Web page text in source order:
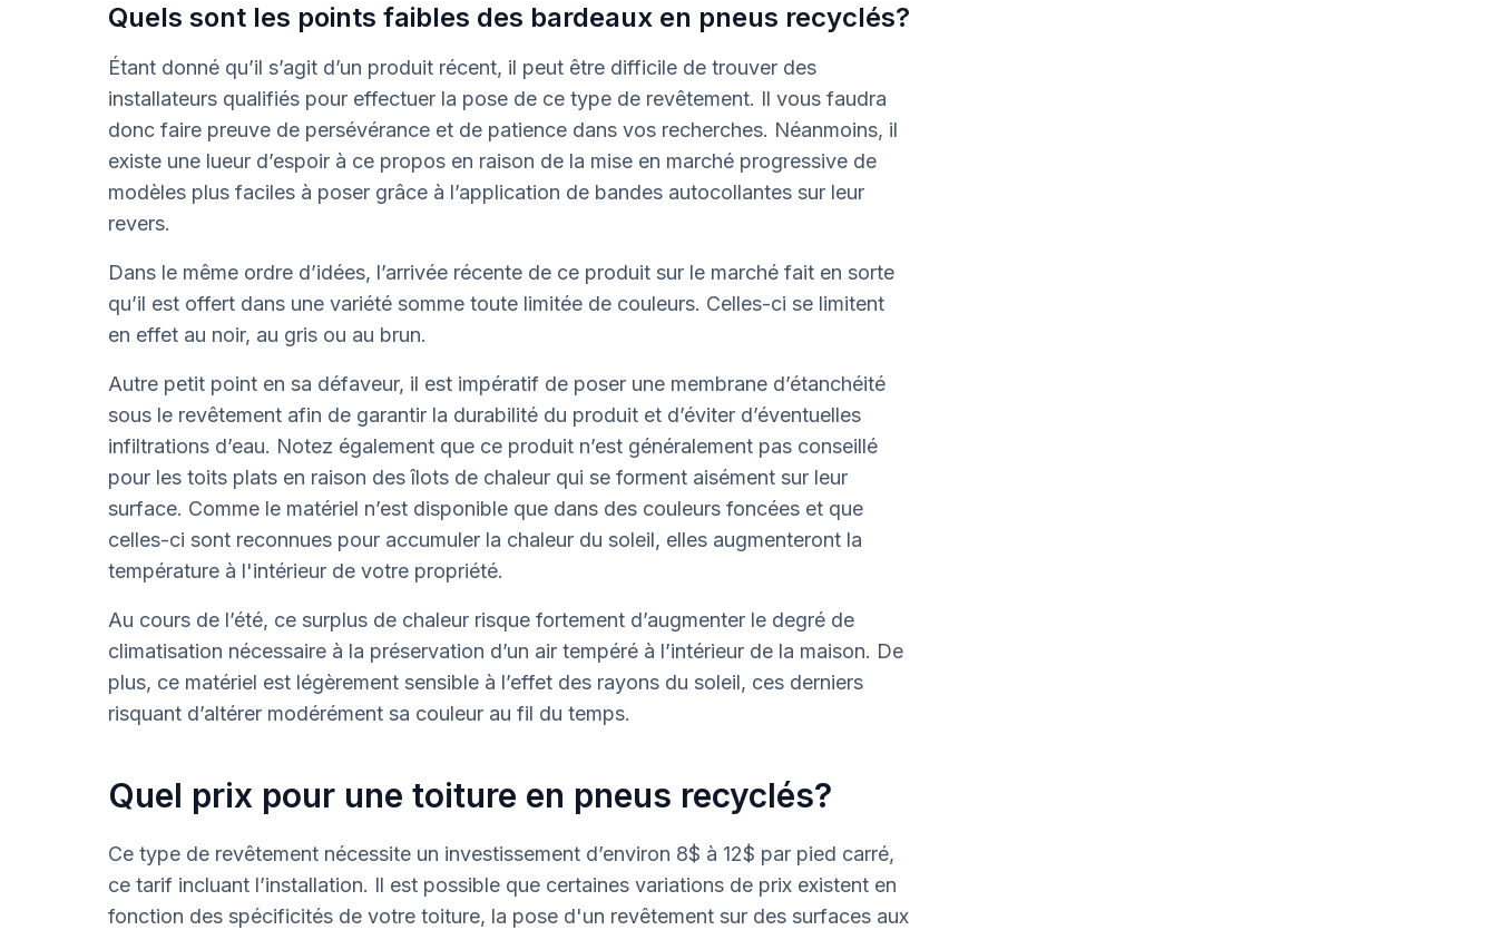
Quels sont les points faibles des bardeaux en pneus recyclés?
Étant donné qu’il s’agit d’un produit récent, il peut être difficile de trouver des
installateurs qualifiés pour effectuer la pose de ce type de revêtement. Il vous faudra
donc faire preuve de persévérance et de patience dans vos recherches. Néanmoins, il
existe une lueur d’espoir à ce propos en raison de la mise en marché progressive de
modèles plus faciles à poser grâce à l’application de bandes autocollantes sur leur
revers.
Dans le même ordre d’idées, l’arrivée récente de ce produit sur le marché fait en sorte
qu’il est offert dans une variété somme toute limitée de couleurs. Celles-ci se limitent
en effet au noir, au gris ou au brun.
Autre petit point en sa défaveur, il est impératif de poser une membrane d’étanchéité
sous le revêtement afin de garantir la durabilité du produit et d’éviter d’éventuelles
infiltrations d’eau. Notez également que ce produit n’est généralement pas conseillé
pour les toits plats en raison des îlots de chaleur qui se forment aisément sur leur
surface. Comme le matériel n’est disponible que dans des couleurs foncées et que
celles-ci sont reconnues pour accumuler la chaleur du soleil, elles augmenteront la
température à l'intérieur de votre propriété.
Au cours de l’été, ce surplus de chaleur risque fortement d’augmenter le degré de
climatisation nécessaire à la préservation d’un air tempéré à l’intérieur de la maison. De
plus, ce matériel est légèrement sensible à l’effet des rayons du soleil, ces derniers
risquant d’altérer modérément sa couleur au fil du temps.
Quel prix pour une toiture en pneus recyclés?
Ce type de revêtement nécessite un investissement d’environ 8$ à 12$ par pied carré,
ce tarif incluant l’installation. Il est possible que certaines variations de prix existent en
fonction des spécificités de votre toiture, la pose d'un revêtement sur des surfaces aux